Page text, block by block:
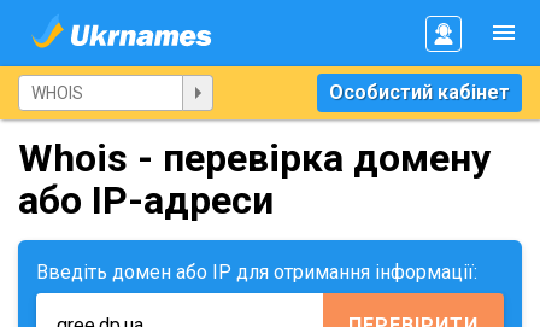
Особистий кабінет
Whois - перевірка домену
або IP-адреси
Введіть домен або IP для отримання інформації: